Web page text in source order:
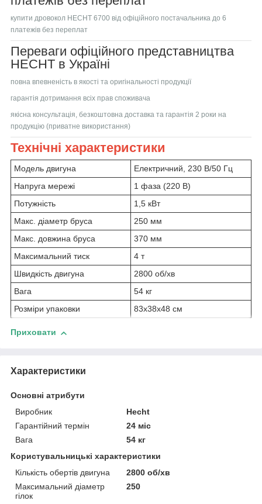
купити дровокол HECHT 6700 від офіційного постачальника до 6
платежів без переплат
Переваги офіційного представництва
HECHT в Україні
повна впевненість в якості та оригінальності продукції
гарантія дотримання всіх прав споживача
якісна консультація, безкоштовна доставка та гарантія 2 роки на
продукцію (приватне використання)
Технічні характеристики
Модель двигуна
Електричний, 230 В/50 Гц
Напруга мережі
1 фаза (220 В)
Потужність
1,5 кВт
Макс. діаметр бруса
250 мм
Макс. довжина бруса
370 мм
Максимальний тиск
4 т
Швидкість двигуна
2800 об/хв
Вага
54 кг
Розміри упаковки
83х38х48 см
Приховати
Характеристики
Основні атрибути
Виробник
Hecht
Гарантійний термін
24 міс
Вага
54 кг
Користувальницькі характеристики
Кількість обертів двигуна
2800 об/хв
Максимальний діаметр
гілок
250